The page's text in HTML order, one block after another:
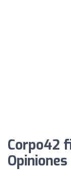
Corpo42
Opiniones